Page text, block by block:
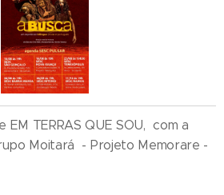
EM TERRAS QUE SOU, com a
Moitará - Projeto Memorare -